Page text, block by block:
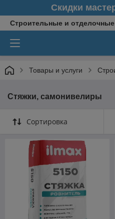
Скидки
Строительные и
Товары и услуги
Стяжки, самонивелиры
Сортировка